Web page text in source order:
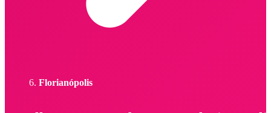
Florianópolis